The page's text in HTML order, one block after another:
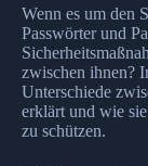
Wenn es um den
Passwörter und
zwischen ihnen?
Unterschiede
erklärt und wie
zu schützen.